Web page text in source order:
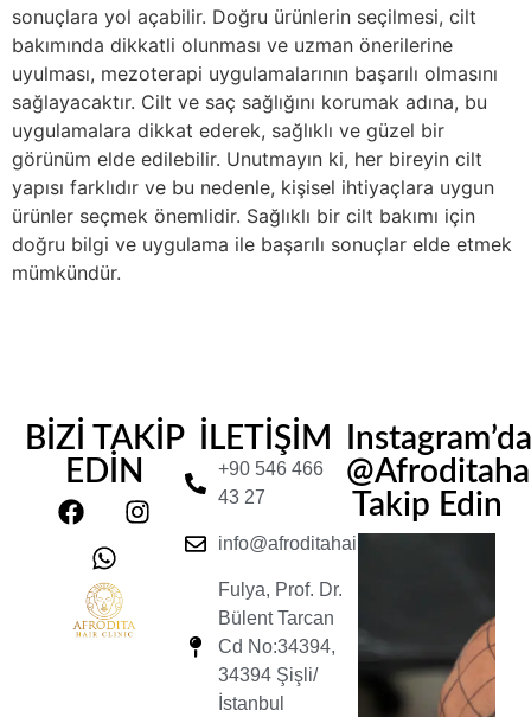
sonuçlara yol açabilir. Doğru ürünlerin seçilmesi, cilt
bakımında dikkatli olunması ve uzman önerilerine
uyulması, mezoterapi uygulamalarının başarılı olmasını
sağlayacaktır. Cilt ve saç sağlığını korumak adına, bu
uygulamalara dikkat ederek, sağlıklı ve güzel bir
görünüm elde edilebilir. Unutmayın ki, her bireyin cilt
yapısı farklıdır ve bu nedenle, kişisel ihtiyaçlara uygun
ürünler seçmek önemlidir. Sağlıklı bir cilt bakımı için
doğru bilgi ve uygulama ile başarılı sonuçlar elde etmek
mümkündür.
BİZİ TAKİP
EDİN
İLETİŞİM
+90 546 466
43 27
info@afroditahairclinic.com
Fulya, Prof. Dr.
Bülent Tarcan
Cd No:34394,
34394 Şişli/
İstanbul
Instagram’da
Takip Edin